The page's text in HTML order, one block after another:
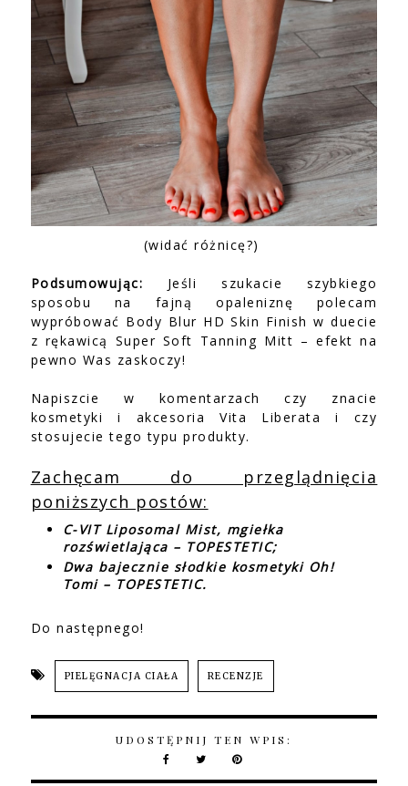
(widać różnicę?)
Podsumowując: Jeśli szukacie szybkiego
sposobu na fajną opaleniznę polecam
wypróbować Body Blur HD Skin Finish w duecie
z rękawicą Super Soft Tanning Mitt – efekt na
pewno Was zaskoczy!
Napiszcie w komentarzach czy znacie
kosmetyki i akcesoria Vita Liberata i czy
stosujecie tego typu produkty.
Zachęcam do przeglądnięcia
poniższych postów:
C-VIT Liposomal Mist, mgiełka
rozświetlająca – TOPESTETIC;
Dwa bajecznie słodkie kosmetyki Oh!
Tomi – TOPESTETIC.
Do następnego!
PIELĘGNACJA CIAŁA RECENZJE
UDOSTĘPNIJ TEN WPIS: